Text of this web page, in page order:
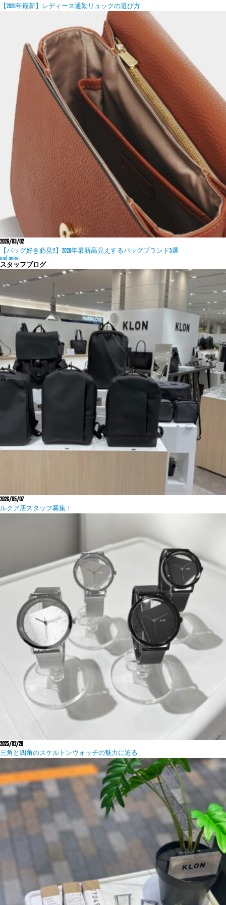
【2026年最新】レディース通勤リュックの選び方
2026/03/02
【バッグ好き必見!!】2026年最新高見えするバッグブランド5選
and more
スタッフブログ
2026/05/07
ルクア店スタッフ募集！
2025/02/28
三角と四角のスケルトンウォッチの魅力に迫る